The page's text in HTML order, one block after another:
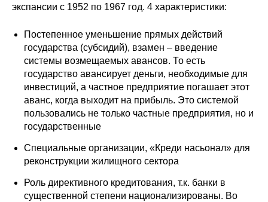
экспансии с 1952 по 1967 год. 4 характеристики:
Постепенное уменьшение прямых действий
государства (субсидий), взамен – введение
системы возмещаемых авансов. То есть
государство авансирует деньги, необходимые для
инвестиций, а частное предприятие погашает этот
аванс, когда выходит на прибыль. Это системой
пользовались не только частные предприятия, но и
государственные
Специальные организации, «Креди насьонал» для
реконструкции жилищного сектора
Роль директивного кредитования, т.к. банки в
существенной степени национализированы. Во